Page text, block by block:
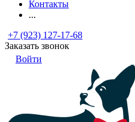
Контакты
...
+7 (923) 127-17-68
Заказать звонок
Войти